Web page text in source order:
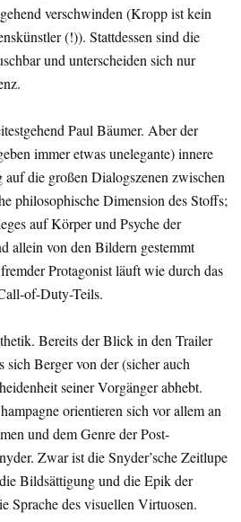
verschwinden (Kropp ist kein
(!)). Stattdessen sind die
und unterscheiden sich nur
Paul Bäumer. Aber der
immer etwas unelegante) innere
die großen Dialogszenen zwischen
philosophische Dimension des Stoffs;
auf Körper und Psyche der
allein von den Bildern gestemmt
Protagonist läuft wie durch das
of-Duty-Teils.
Bereits der Blick in den Trailer
sich Berger von der (sicher auch
seiner Vorgänger abhebt.
orientieren sich vor allem an
und dem Genre der Post-
Zwar ist die Snyder’sche Zeitlupe
Bildsättigung und die Epik der
Sprache des visuellen Virtuosen.